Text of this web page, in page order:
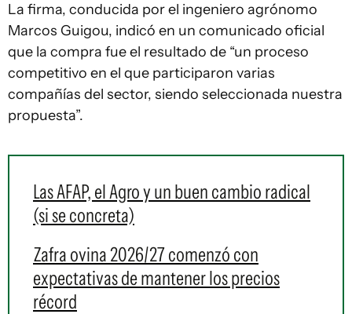
La firma, conducida por el ingeniero agrónomo
Marcos Guigou, indicó en un comunicado oficial
que la compra fue el resultado de “un proceso
competitivo en el que participaron varias
compañías del sector, siendo seleccionada nuestra
propuesta”.
Las AFAP, el Agro y un buen cambio radical
(si se concreta)
Zafra ovina 2026/27 comenzó con
expectativas de mantener los precios
récord